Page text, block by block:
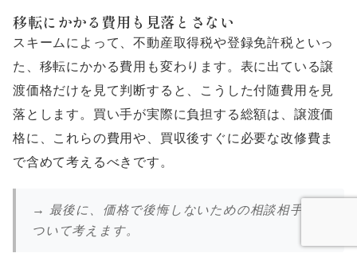
移転にかかる費用も見落とさない
スキームによって、不動産取得税や登録免許税といっ
た、移転にかかる費用も変わります。表に出ている譲
渡価格だけを見て判断すると、こうした付随費用を見
落とします。買い手が実際に負担する総額は、譲渡価
格に、これらの費用や、買収後すぐに必要な改修費ま
で含めて考えるべきです。
→ 最後に、価格で後悔しないための相談相手に
ついて考えます。